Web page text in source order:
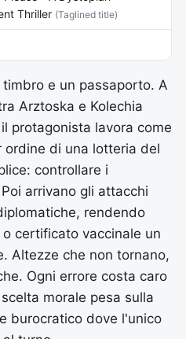
Thriller (Taglined title)
e un passaporto. A
Arztoska e Kolechia
protagonista lavora come
di una lotteria del
controllare i
arrivano gli attacchi
rendendo
certificato vaccinale un
Altezze che non tornano,
Ogni errore costa caro
morale pesa sulla
burocratico dove l'unico